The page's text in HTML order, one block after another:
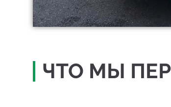
ЧТО МЫ